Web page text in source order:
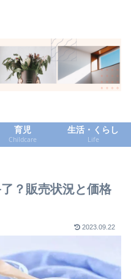
育児
Childcare
生活・くらし
Life
？販売状況と価格
2023.09.22